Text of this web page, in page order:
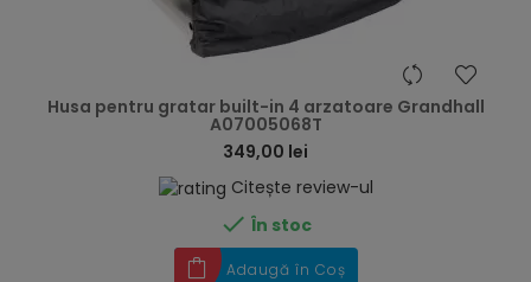
Husa pentru gratar built-in 4 arzatoare Grandhall
A07005068T
349,00 lei
Citește review-ul
 În stoc
Adaugă în Coș